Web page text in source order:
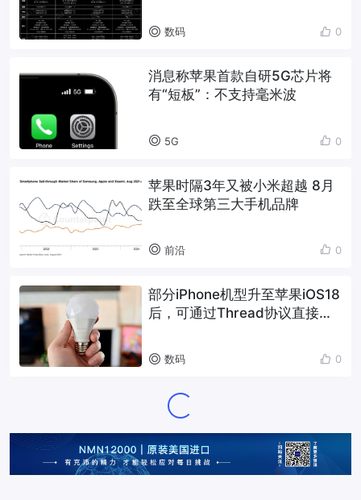
数码 0
消息称苹果首款自研5G芯片将
有“短板”：不支持毫米波
5G 0
苹果时隔3年又被小米超越 8月
跌至全球第三大手机品牌
前沿 0
部分iPhone机型升至苹果iOS18
后，可通过Thread协议直接掌
数码 0
Loading...